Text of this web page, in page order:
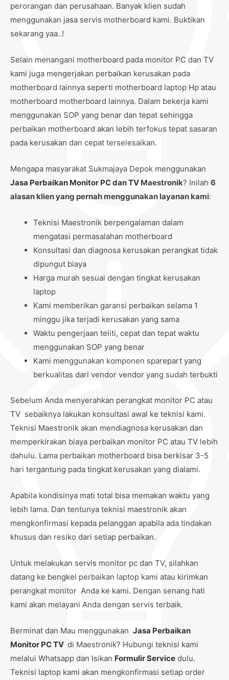
perorangan dan perusahaan. Banyak klien sudah
menggunakan jasa servis motherboard kami. Buktikan
sekarang yaa..!
Selain menangani motherboard pada monitor PC dan TV
kami juga mengerjakan perbaikan kerusakan pada
motherboard lainnya seperti motherboard laptop Hp atau
motherboard motherboard lainnya. Dalam bekerja kami
menggunakan SOP yang benar dan tepat sehingga
perbaikan motherboard akan lebih terfokus tepat sasaran
pada kerusakan dan cepat terselesaikan.
Mengapa masyarakat Sukmajaya Depok menggunakan
Jasa Perbaikan Monitor PC dan TV Maestronik? Inilah 6
alasan klien yang pernah menggunakan layanan kami:
Teknisi Maestronik berpengalaman dalam
mengatasi permasalahan motherboard
Konsultasi dan diagnosa kerusakan perangkat tidak
dipungut biaya
Harga murah sesuai dengan tingkat kerusakan
laptop
Kami memberikan garansi perbaikan selama 1
minggu jika terjadi kerusakan yang sama
Waktu pengerjaan teliti, cepat dan tepat waktu
menggunakan SOP yang benar
Kami menggunakan komponen sparepart yang
berkualitas dari vendor vendor yang sudah terbukti
Sebelum Anda menyerahkan perangkat monitor PC atau
TV sebaiknya lakukan konsultasi awal ke teknisi kami.
Teknisi Maestronik akan mendiagnosa kerusakan dan
memperkirakan biaya perbaikan monitor PC atau TV lebih
dahulu. Lama perbaikan motherboard bisa berkisar 3-5
hari tergantung pada tingkat kerusakan yang dialami.
Apabila kondisinya mati total bisa memakan waktu yang
lebih lama. Dan tentunya teknisi maestronik akan
mengkonfirmasi kepada pelanggan apabila ada tindakan
khusus dan resiko dari setiap perbaikan.
Untuk melakukan servis monitor pc dan TV, silahkan
datang ke bengkel perbaikan laptop kami atau kirimkan
perangkat monitor Anda ke kami. Dengan senang hati
kami akan melayani Anda dengan servis terbaik.
Berminat dan Mau menggunakan Jasa Perbaikan
Monitor PC TV di Maestronik? Hubungi teknisi kami
melalui Whatsapp dan Isikan Formulir Service dulu.
Teknisi laptop kami akan mengkonfirmasi setiap order